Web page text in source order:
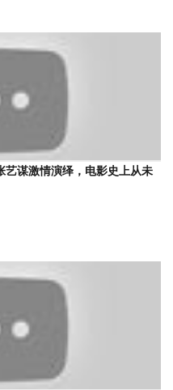
艺谋激情演绎，电影史上从未